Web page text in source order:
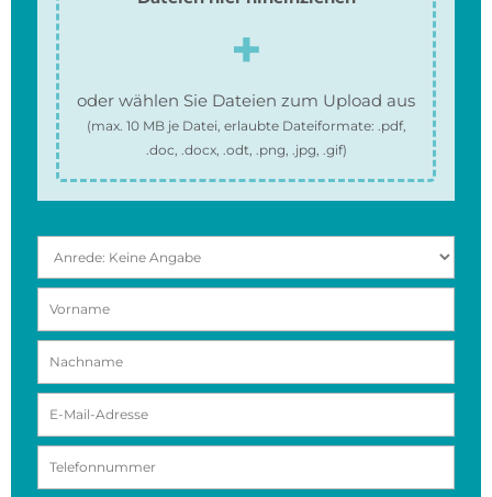
oder wählen Sie Dateien zum Upload aus
(max. 10 MBje Datei, erlaubte Dateiformate: .pdf,
.doc, .docx, .odt, .png, .jpg, .gif)